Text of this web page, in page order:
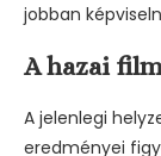
jobban
A hazai
A jelenlegi
eredményei